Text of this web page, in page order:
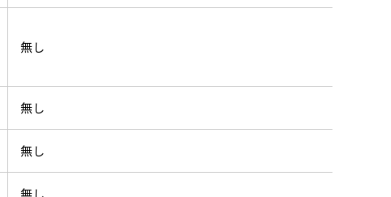
無し
無し
無し
無し